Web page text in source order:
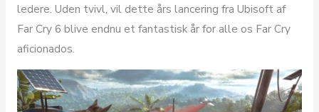
ledere. Uden tvivl, vil dette års lancering fra Ubisoft af
Far Cry 6 blive endnu et fantastisk år for alle os Far Cry
aficionados.